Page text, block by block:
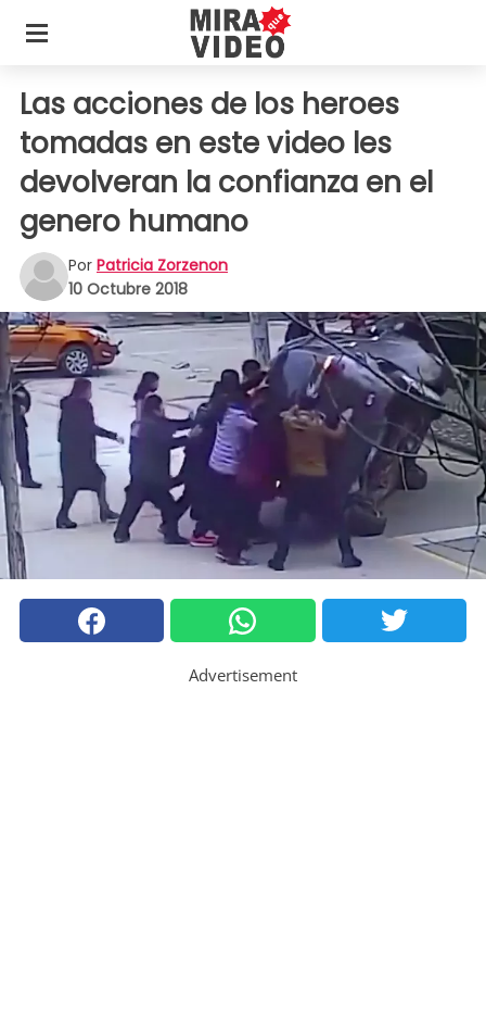
Las acciones de los heroes
tomadas en este video les
devolveran la confianza en el
genero humano
Por Patricia Zorzenon
10 Octubre 2018
Advertisement